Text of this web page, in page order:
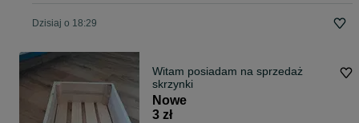
Dzisiaj o 18:29
Witam posiadam na sprzedaż
skrzynki
Nowe
3 zł